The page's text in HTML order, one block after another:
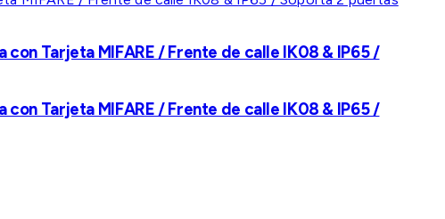
Tarjeta MIFARE / Frente de calle IK08 & IP65 /
Tarjeta MIFARE / Frente de calle IK08 & IP65 /